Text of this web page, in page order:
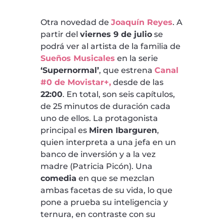
Otra novedad de Joaquín Reyes. A
partir del viernes 9 de juliose
podrá ver al artista de la familia de
Sueños Musicales en la serie
‘Supernormal’, que estrena Canal
#0 de Movistar+,desde de las
22:00. En total, son seis capítulos,
de 25 minutos de duración cada
uno de ellos. La protagonista
principal es Miren Ibarguren,
quien interpreta a una jefa en un
banco de inversión y a la vez
madre (Patricia Picón). Una
comedia en que se mezclan
ambas facetas de su vida, lo que
pone a prueba su inteligencia y
ternura, en contraste con su